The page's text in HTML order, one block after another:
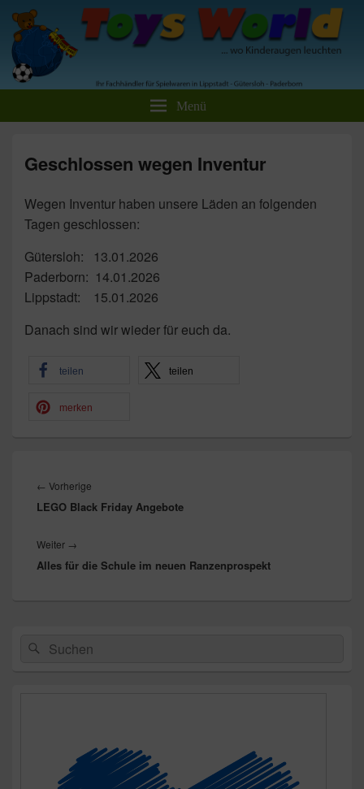
Toys World Spielwaren GmbH
Ihr Fachhändler für Spielwaren und Freizeitartikel
Menü
Geschlossen wegen Inventur
Wegen Inventur haben unsere Läden an folgenden
Tagen geschlossen:
Gütersloh: 13.01.2026
Paderborn: 14.01.2026
Lippstadt: 15.01.2026
Danach sind wir wieder für euch da.
teilen teilen
merken
← Vorherige
Beitrag:
LEGO Black Friday Angebote
Weiter →
Beitrag:
Alles für die Schule im neuen Ranzenprospekt
Seitenleisten-
SuchenSuchen